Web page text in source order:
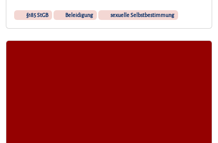
§185 StGB Beleidigung sexuelle Selbstbestimmung